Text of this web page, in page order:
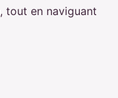
, tout en naviguant